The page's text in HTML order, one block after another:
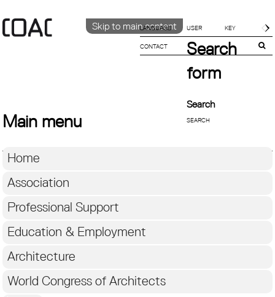
Skip to main content
LANGUAGE
CATALÀ
CONTACT
Search
form
Search
Main menu
Home
Association
Professional Support
Education & Employment
Architecture
World Congress of Architects